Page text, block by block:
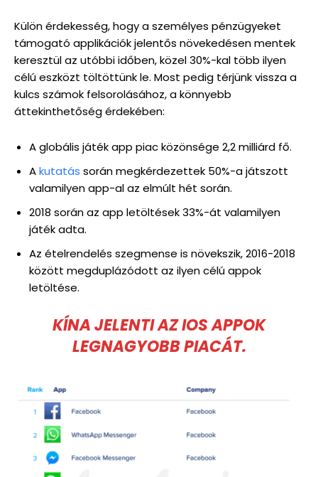
Külön érdekesség, hogy a személyes pénzügyeket
támogató applikációk jelentős növekedésen mentek
keresztül az utóbbi időben, közel 30%-kal több ilyen
célú eszközt töltöttünk le. Most pedig térjünk vissza a
kulcs számok felsorolásához, a könnyebb
áttekinthetőség érdekében:
A globális játék app piac közönsége 2,2 milliárd fő.
Akutatás során megkérdezettek 50%-a játszott
valamilyen app-al az elmúlt hét során.
2018 során az app letöltések 33%-át valamilyen
játék adta.
Az ételrendelés szegmense is növekszik, 2016-2018
között megduplázódott az ilyen célú appok
letöltése.
KÍNA JELENTI AZ IOS APPOK
LEGNAGYOBB PIACÁT.